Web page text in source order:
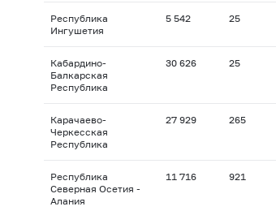
Республика
Ингушетия
5 542 25
Кабардино-
Балкарская
Республика
30 626 25
Карачаево-
Черкесская
Республика
27 929 265
Республика
Северная Осетия -
Алания
11 716 921